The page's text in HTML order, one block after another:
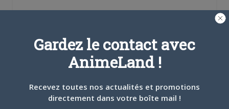
5 AOÛT 2026 0
L’AnimeLand Hors-Série
Gardez le contact avec
AnimeLand !
Recevez toutes nos actualités et promotions
directement dans votre boîte mail !